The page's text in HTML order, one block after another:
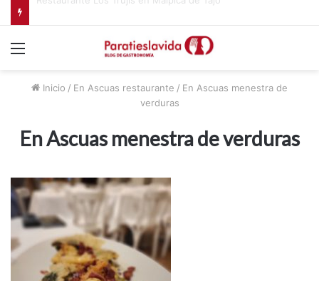
Inicio / En Ascuas restaurante / En Ascuas menestra de
verduras
En Ascuas menestra de verduras